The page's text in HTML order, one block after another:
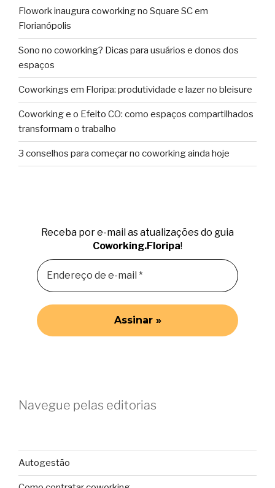
Flowork inaugura coworking no Square SC em
Florianópolis
Sono no coworking? Dicas para usuários e donos dos
espaços
Coworkings em Floripa: produtividade e lazer no bleisure
Coworking e o Efeito CO: como espaços compartilhados
transformam o trabalho
3 conselhos para começar no coworking ainda hoje
Receba por e-mail as atualizações do guia
Coworking.Floripa!
Navegue pelas editorias
Autogestão